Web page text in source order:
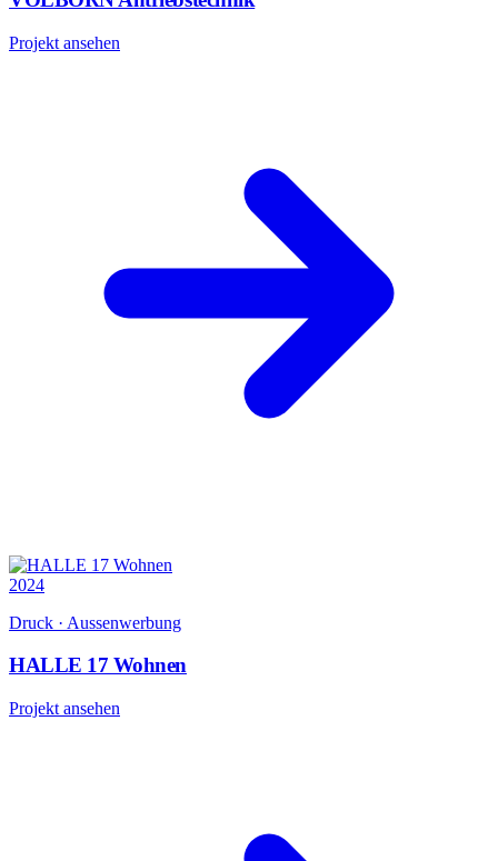
Projekt ansehen
2024
Druck · Aussenwerbung
HALLE 17 Wohnen
Projekt ansehen